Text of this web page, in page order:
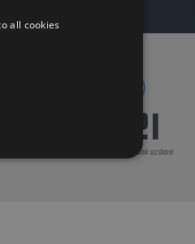
8099
Elvégzett munkáink száma
all cookies